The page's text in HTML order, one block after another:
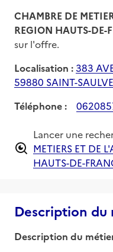
CHAMBRE DE
REGION HAUTS-DE-
sur l'offre.
Localisation :383
59880 SAINT-SAULVE
Téléphone :
Lancer une
METIERS ET DE
HAUTS-DE-
Description du
Description du